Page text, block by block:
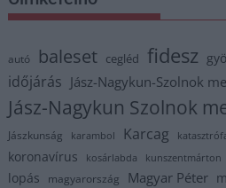
autó baleset cegléd fidesz
időjárás Jász-Nagykun-Szolnok
Jász-Nagykun Szolnok
Jászkunság karambol Karcag
koronavírus kosárlabda kunszentmárton
lopás magyarország Magyar Péter